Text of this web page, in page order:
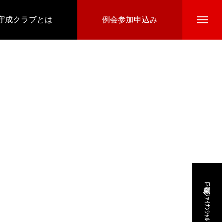
成クラブとは 例会参加申込み